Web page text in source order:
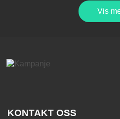
Vis
KONTAKT OSS